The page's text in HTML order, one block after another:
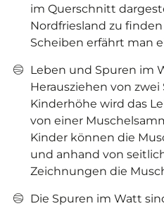
im Querschnitt
Nordfriesland zu
Scheiben erfährt man
Leben und Spuren im
Herausziehen von
Kinderhöhe wird das
von einer
Kinder können die
und anhand von
Zeichnungen die
Die Spuren im Watt